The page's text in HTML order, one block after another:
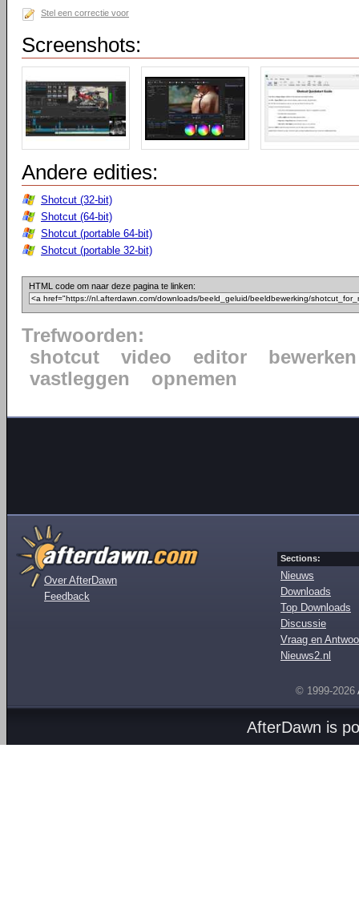
Stel een correctie voor
Screenshots:
Andere edities:
Shotcut (32-bit)
Shotcut (64-bit)
Shotcut (portable 64-bit)
Shotcut (portable 32-bit)
HTML code om naar deze pagina te linken:
Trefwoorden:
shotcut
video editor
bewerken
vastleggen
opnemen
Over AfterDawn
Feedback
Sections:
Nieuws
Downloads
Top Downloads
Discussie
Vraag en
Nieuws2.nl
© 1999-2026
AfterDawn is